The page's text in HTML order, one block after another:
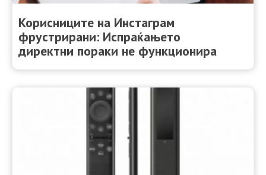
Корисниците на Инстаграм
фрустрирани: Испраќањето
директни пораки не функционира